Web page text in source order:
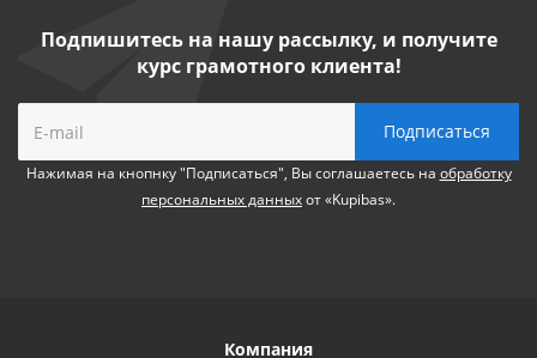
Подпишитесь на нашу рассылку, и получите
курс грамотного клиента!
Нажимая на кнопнку "Подписаться", Вы соглашаетесь на обработку
персональных данныхот «Kupibas».
Компания